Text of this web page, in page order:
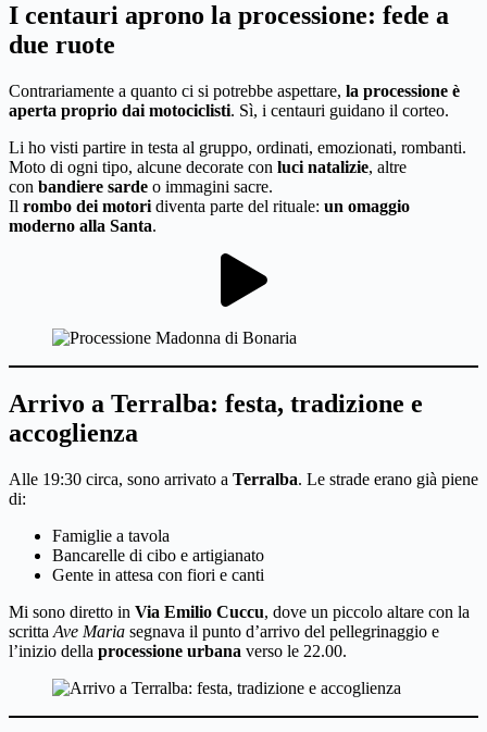
I centauri aprono la processione: fede a
due ruote
Contrariamente a quanto ci si potrebbe aspettare, la processione è
aperta proprio dai motociclisti. Sì, i centauri guidano il corteo.
Li ho visti partire in testa al gruppo, ordinati, emozionati, rombanti.
Moto di ogni tipo, alcune decorate con luci natalizie, altre
con bandiere sarde o immagini sacre.
Il rombo dei motori diventa parte del rituale: un omaggio
moderno alla Santa.
Arrivo a Terralba: festa, tradizione e
accoglienza
Alle 19:30 circa, sono arrivato a Terralba. Le strade erano già piene
di:
Famiglie a tavola
Bancarelle di cibo e artigianato
Gente in attesa con fiori e canti
Mi sono diretto in Via Emilio Cuccu, dove un piccolo altare con la
scritta Ave Maria segnava il punto d’arrivo del pellegrinaggio e
l’inizio della processione urbana verso le 22.00.